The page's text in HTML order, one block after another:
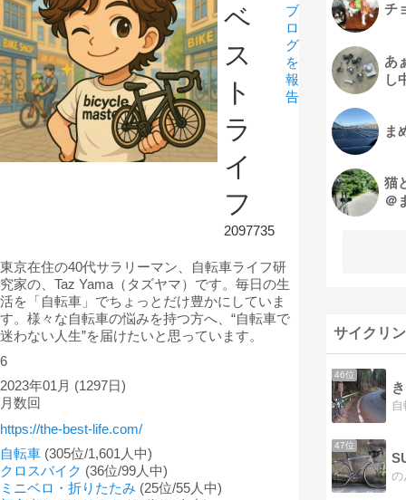
ベ
ス
ト
ラ
イ
フ
2097735
ブ
ロ
グ
を
報
告
東京在住の40代サラリーマン、自転車ライフ研
究家の、Taz Yama（タズヤマ）です。毎日の生
活を「自転車」でちょっとだけ豊かにしていま
す。様々な自転車の悩みを持つ方へ、“自転車で
迷わない人生”を届けたいと思っています。
6
2023年01月 (1297日)
月数回
https://the-best-life.com/
自転車 (305位/1,601人中)
クロスバイク (36位/99人中)
ミニベロ・折りたたみ (25位/55人中)
チ
あ
し
ま
猫
＠
サイクリ
46位
47位